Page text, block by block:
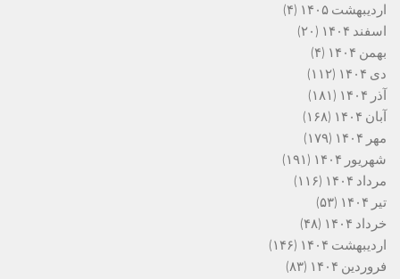
اردیبهشت ۱۴۰۵
(۴)
اسفند ۱۴۰۴
(۲۰)
بهمن ۱۴۰۴
(۴)
دی ۱۴۰۴
(۱۱۲)
آذر ۱۴۰۴
(۱۸۱)
آبان ۱۴۰۴
(۱۶۸)
مهر ۱۴۰۴
(۱۷۹)
شهریور ۱۴۰۴
(۱۹۱)
مرداد ۱۴۰۴
(۱۱۶)
تیر ۱۴۰۴
(۵۳)
خرداد ۱۴۰۴
(۴۸)
اردیبهشت ۱۴۰۴
(۱۴۶)
فروردین ۱۴۰۴
(۸۳)